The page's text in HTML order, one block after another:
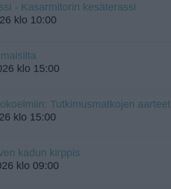
- Kasarmitorin kesäterassi
klo 10:00
klo 15:00
Tutkimusmatkojen aarteet
klo 15:00
kadun kirppis
klo 09:00